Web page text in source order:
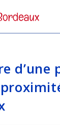
d’une